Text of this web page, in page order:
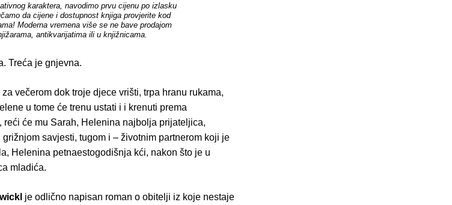
karaktera, navodimo prvu cijenu po izlasku
da cijene i dostupnost knjiga provjerite kod
Moderna vremena više se ne bave prodajom
antikvarijatima ili u knjižnicama.
Treća je gnjevna.
večerom dok troje djece vrišti, trpa hranu rukama,
u tome će trenu ustati i i krenuti prema
, reći će mu Sarah, Helenina najbolja prijateljica,
savjesti, tugom i – životnim partnerom koji je
Helenina petnaestogodišnja kći, nakon što je u
mladića.
je odlično napisan roman o obitelji iz koje nestaje